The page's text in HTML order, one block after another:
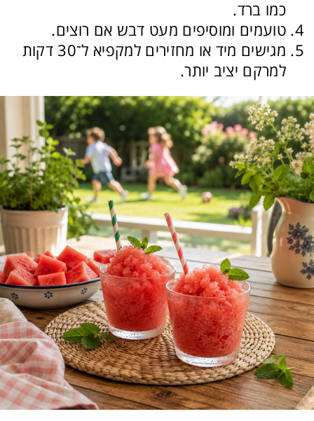
כמו ברד.
טועמים ומוסיפים מעט דבש אם רוצים.
מגישים מיד או מחזירים למקפיא ל־30 דקות
למרקם יציב יותר.